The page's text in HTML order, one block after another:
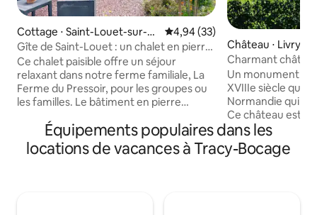
Cottage ⋅ Saint-Louet-sur-Se
ulles
Évaluation moyenne sur la
4,94 (33)
Gîte de Saint-Louet : un chalet en pierre
dans une ferme
Ce chalet paisible offre un séjour
relaxant dans notre ferme familiale, La
Ferme du Pressoir, pour les groupes ou
les familles. Le bâtiment en pierre
moutons, magnifiquement rénové en
un chalet de 3 chambres pouvant
accueillir jusqu'à 9 personnes. C'est un
Château ⋅ Livry,
Charmant
Monument
Un monument
XVIIIe siècle qui a
Normandie qui a
Ce château est
conservé et
Le domaine est
famille ou deux
Équipements populaires dans les
locations de vacances à Tracy-Bocage